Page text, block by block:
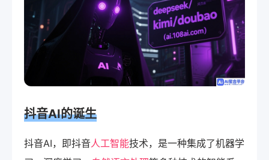
抖音AI的诞生
抖音AI，即抖音人工智能技术，是一种集成了机器学